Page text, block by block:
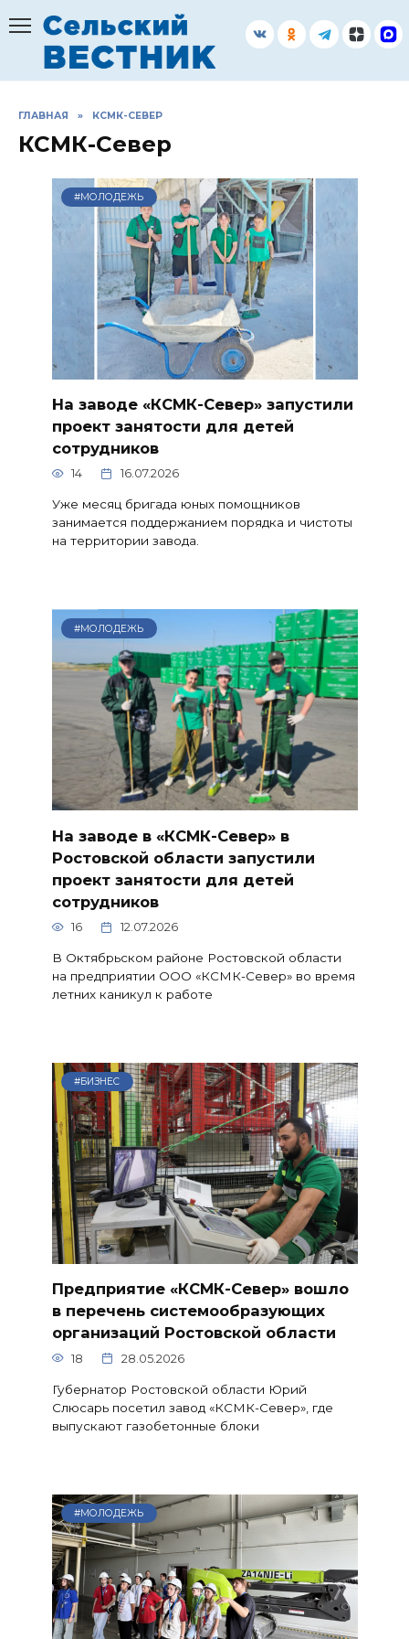
содержанию
ГЛАВНАЯ » КСМК-СЕВЕР
КСМК-Север
#МОЛОДЕЖЬ
На заводе «КСМК-Север» запустили
проект занятости для детей
сотрудников
14 16.07.2026
Уже месяц бригада юных помощников
занимается поддержанием порядка и чистоты
на территории завода.
#МОЛОДЕЖЬ
На заводе в «КСМК-Север» в
Ростовской области запустили
проект занятости для детей
сотрудников
16 12.07.2026
В Октябрьском районе Ростовской области
на предприятии ООО «КСМК-Север» во время
летних каникул к работе
#БИЗНЕС
Предприятие «КСМК-Север» вошло
в перечень системообразующих
организаций Ростовской области
18 28.05.2026
Губернатор Ростовской области Юрий
Слюсарь посетил завод «КСМК-Север», где
выпускают газобетонные блоки
#МОЛОДЕЖЬ